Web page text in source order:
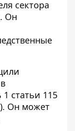
сектора
Он
статьи 115
Он может